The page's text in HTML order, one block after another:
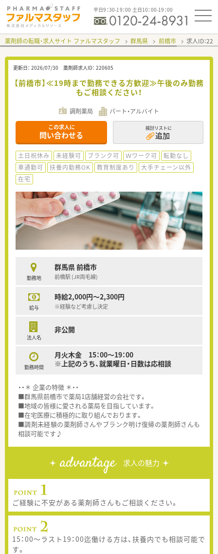
平日9：30-19：00 土日10：00-19：00
薬剤師の転職・求人サイト ファルマスタッフ 群馬県 前橋市 求人ID：
更新日： 2026/07/30 薬剤師求人ID： 220605
【前橋市】≪19時まで勤務できる方歓迎≫午後のみ勤務
もご相談ください！
調剤薬局 パート・アルバイト
この求人に
問い合わせる
検討リストに
追加
土日祝休み 未経験可 ブランク可 Ｗワーク可
転勤なし
車通勤可
扶養内勤務OK 教育制度あり
大手チェーン以外
在宅
勤務地
群馬県 前橋市
前橋駅 (JR両毛線)
給与
時給2,000円～2,300円
※経験など考慮し決定
法人名
非公開
勤務時間
月火木金 15：00～19：00
※上記のうち、就業曜日・日数は応相談
・・＊ 企業の特徴 ＊・・
■群馬県前橋市で薬局1店舗経営の会社です。
■地域の皆様に愛される薬局を目指しています。
■在宅医療に積極的に取り組んでおります。
■調剤未経験の薬剤師さんやブランク明け復帰の薬剤師さんも
相談可能です♪
advantage 求人の魅力
ご経験に不安がある薬剤師さんもご相談ください。
15：00～ラスト19：00迄働ける方は、扶養内でも相談可能で
す。